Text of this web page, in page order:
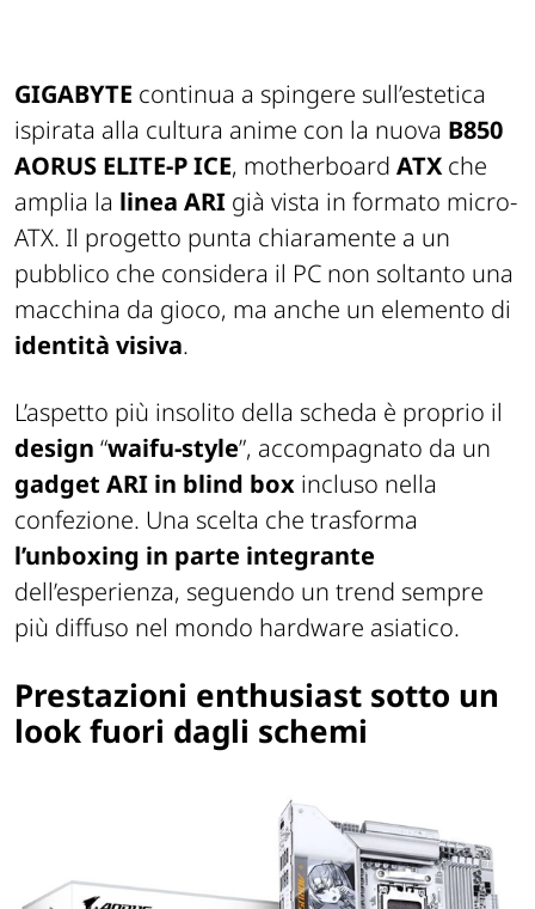
GIGABYTE continua a spingere sull’estetica
ispirata alla cultura anime con la nuova B850
AORUS ELITE-P ICE, motherboard ATX che
amplia la linea ARI già vista in formato micro-
ATX. Il progetto punta chiaramente a un
pubblico che considera il PC non soltanto una
macchina da gioco, ma anche un elemento di
identità visiva.
L’aspetto più insolito della scheda è proprio il
design “waifu-style”, accompagnato da un
gadget ARI in blind box incluso nella
confezione. Una scelta che trasforma
l’unboxing in parte integrante
dell’esperienza, seguendo un trend sempre
più diffuso nel mondo hardware asiatico.
Prestazioni enthusiast sotto un
look fuori dagli schemi